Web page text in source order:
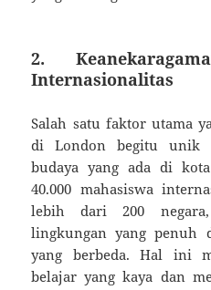
2.
Internasionalitas
Salah satu faktor utama
di London begitu unik
budaya yang ada di
40.000 mahasiswa
lebih dari 200
lingkungan yang penuh
yang berbeda. Hal ini
belajar yang kaya dan